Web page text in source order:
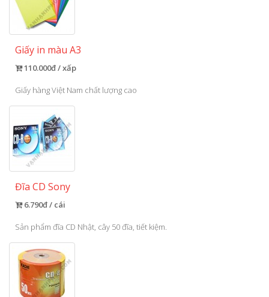
Giấy in màu A3
110.000đ / xấp
Giấy hàng Việt Nam chất lượng cao
Đĩa CD Sony
6.790đ / cái
Sản phẩm đĩa CD Nhật, cây 50 đĩa, tiết kiệm.